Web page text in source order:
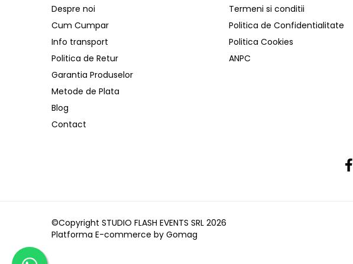
Distribuitoare de putere
Dimmer & Switch Packs
Efecte Speciale
Consumabile - Lichid
Lichid de fum
Lichid Baloane
Lichid Zapada
Filtre lichid & Accesorii
Ventilatoare
Cabluri și conectori
Cabluri asamblate
Despre noi
Cum Cumpar
Info transport
Politica de Retur
Garantia Produselor
Metode de Plata
Blog
Contact
Termeni si conditii
Politica de Confidentialitate
Politica Cookies
ANPC
©Copyright STUDIO FLASH EVENTS SRL 2026
Platforma E-commerce by Gomag